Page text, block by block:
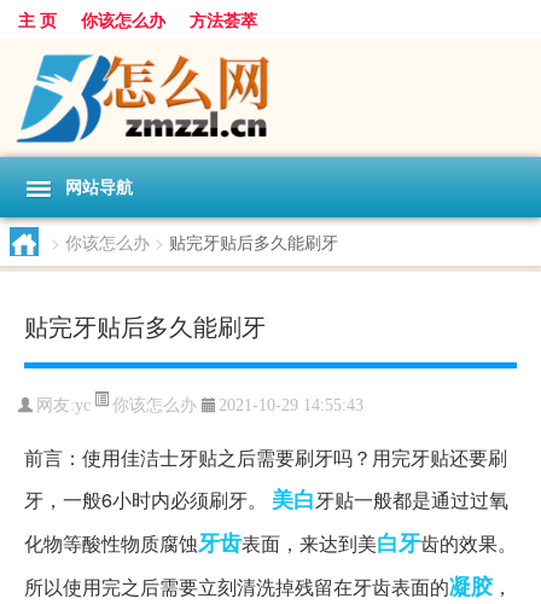
主 页 你该怎么办 方法荟萃
网站导航
> 你该怎么办 > 贴完牙贴后多久能刷牙
贴完牙贴后多久能刷牙
网友:yc 你该怎么办 2021-10-29 14:55:43
前言：使用佳洁士牙贴之后需要刷牙吗？用完牙贴还要刷
牙，一般6小时内必须刷牙。 美白牙贴一般都是通过过氧
化物等酸性物质腐蚀牙齿表面，来达到美白牙齿的效果。
所以使用完之后需要立刻清洗掉残留在牙齿表面的凝胶，